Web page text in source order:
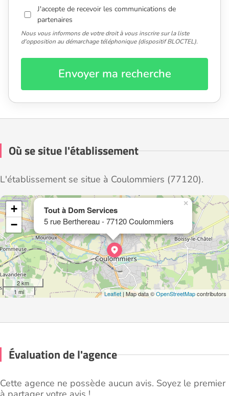
J'accepte de recevoir les communications de
partenaires
Nous vous informons de votre droit à vous inscrire sur la liste
d'opposition au démarchage téléphonique (dispositif BLOCTEL).
Envoyer ma recherche
Où se situe l'établissement
L'établissement se situe à Coulommiers (77120).
Tout à Dom Services
5 rue Berthereau - 77120 Coulommiers
×
+
−
2 km
1 mi
Leaflet | Map data ©OpenStreetMapcontributors
Évaluation de l'agence
Cette agence ne possède aucun avis. Soyez le premier